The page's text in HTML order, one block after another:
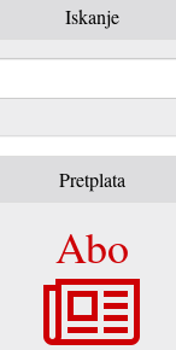
Iskanje
Pretplata
Abo